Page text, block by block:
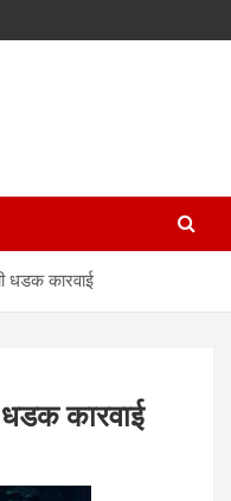
धडक कारवाई
धडक कारवाई